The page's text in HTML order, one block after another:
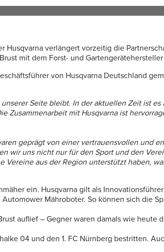
Husqvarna verlängert vorzeitig die
mit dem Forst- und
von Husqvarna Deutschland
Seite bleibt. In der aktuellen Zeit ist
Zusammenarbeit mit Husqvarna ist
geprägt von einer vertrauensvollen und
wir uns nicht nur für den Sport und den
aus der Region unterstützt haben,
ein. Husqvarna gilt als
Mähroboter. So können sich die
auflief – Gegner waren damals wie
04 und den 1. FC Nürnberg bestritten.